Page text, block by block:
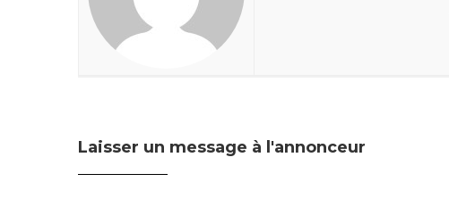
Laisser un message à l'annonceur